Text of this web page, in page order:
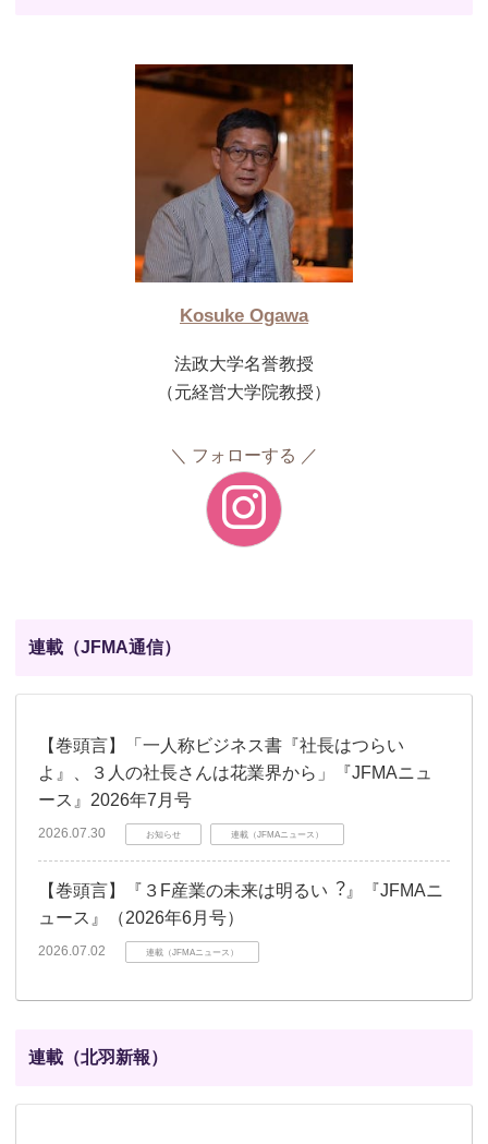
Kosuke Ogawa
法政大学名誉教授
（元経営大学院教授）
フォローする
連載（JFMA通信）
【巻頭言】「一人称ビジネス書『社長はつらい
よ』、３人の社長さんは花業界から」『JFMAニュ
ース』2026年7月号
2026.07.30 お知らせ 連載（JFMAニュース）
【巻頭言】『３F産業の未来は明るい︖』『JFMAニ
ュース』（2026年6月号）
2026.07.02 連載（JFMAニュース）
連載（北羽新報）